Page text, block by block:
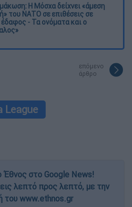
Η Μόσχα δείχνει «άμεση
του ΝΑΤΟ σε επιθέσεις σε
- Τα ονόματα και ο
επόμενο
άρθρο
League
Έθνος στο Google News!
λεπτό προς λεπτό, με την
του www.ethnos.gr